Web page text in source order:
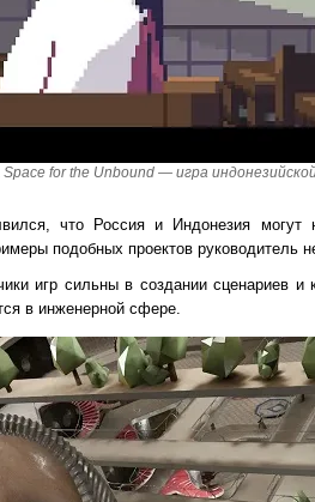
Space for the Unbound — игра
что Россия и Индонезия могут
подобных проектов руководитель
игр сильны в создании сценариев и
в инженерной сфере.